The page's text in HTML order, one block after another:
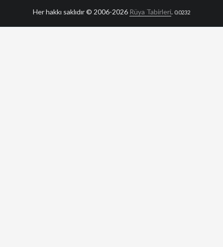
Her hakkı saklıdır © 2006-2026 Rüya Tabirleri. 0.0232